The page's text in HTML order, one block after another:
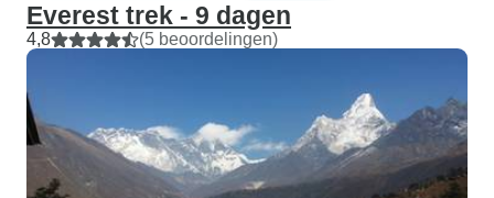
Everest trek - 9 dagen
4,8 (5 beoordelingen)